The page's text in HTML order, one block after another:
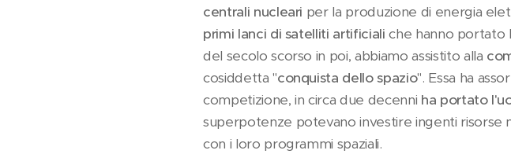
centrali nucleari per la produzione di energia
primi lanci di satelliti artificiali che hanno portato
del secolo scorso in poi, abbiamo assistito alla
cosiddetta "conquista dello spazio". Essa ha
competizione, in circa due decenni ha portato
superpotenze potevano investire ingenti risorse
con i loro programmi spaziali.